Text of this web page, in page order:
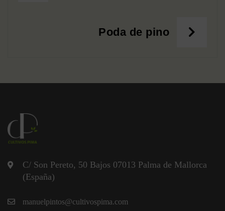
Poda de pino
C/ Son Pereto, 50 Bajos 07013 Palma de Mallorca
(España)
manuelpintos@cultivospima.com